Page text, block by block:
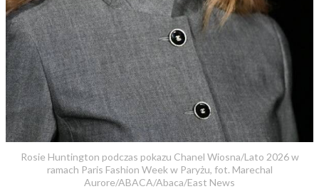
Rosie Huntington podczas pokazu Chanel Wiosna/Lato 2026 w
ramach Paris Fashion Week w Paryżu, fot. Marechal
Aurore/ABACA/Abaca/East News